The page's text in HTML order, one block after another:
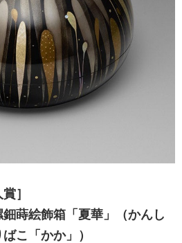
］
蒔絵飾箱「夏華」（かんし
こ「かか」）